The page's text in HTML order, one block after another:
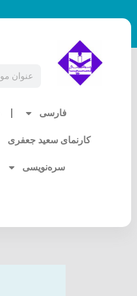
به
فارسی
کارنمای سعید جعفری
سره‌نویسی